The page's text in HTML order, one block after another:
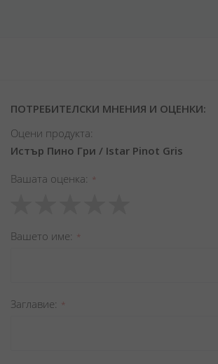
ПОТРЕБИТЕЛСКИ МНЕНИЯ И ОЦЕНКИ:
Оцени продукта:
Истър Пино Гри / Istar Pinot Gris
Вашата оценка
star
stars
stars
stars
stars
Вашето име
Заглавиe